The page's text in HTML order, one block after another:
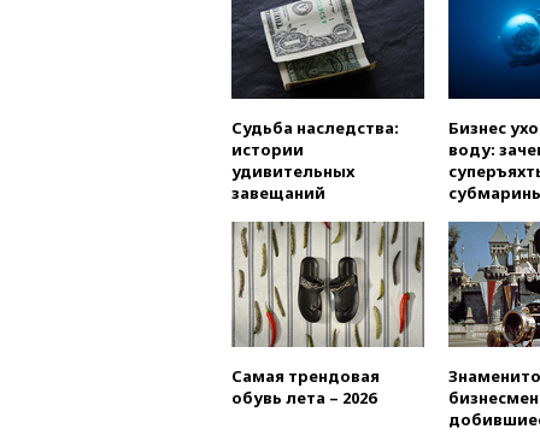
Судьба наследства:
истории
удивительных
завещаний
Бизнес
воду:
Самая трендовая
обувь лета – 2026